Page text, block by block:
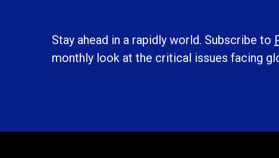
Stay ahead in a rapidly world. Subscribe to
monthly look at the critical issues facing